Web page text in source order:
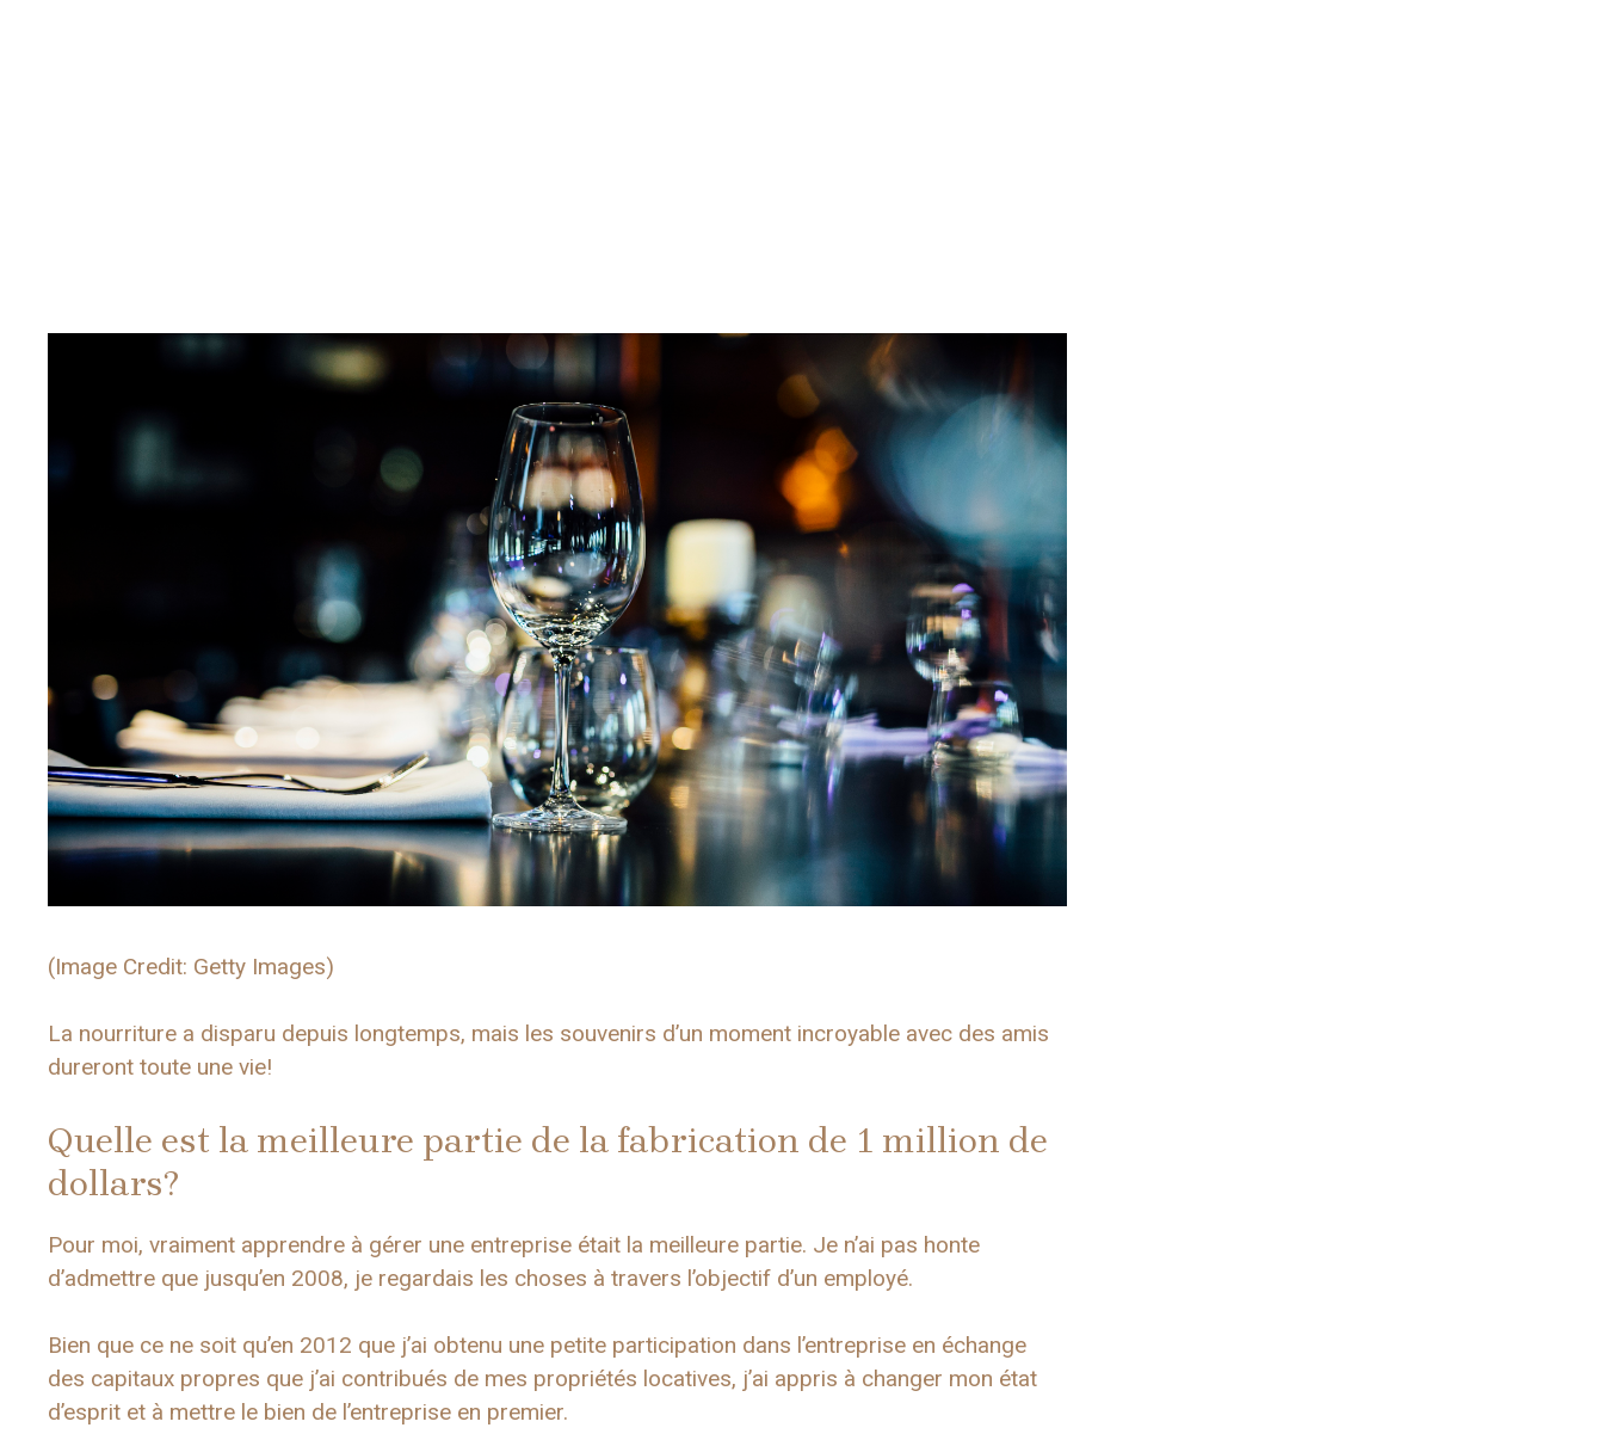
(Image Credit: Getty Images)
La nourriture a disparu depuis longtemps, mais les souvenirs d’un moment incroyable avec des amis
dureront toute une vie!
Quelle est la meilleure partie de la fabrication de 1 million de
dollars?
Pour moi, vraiment apprendre à gérer une entreprise était la meilleure partie. Je n’ai pas honte
d’admettre que jusqu’en 2008, je regardais les choses à travers l’objectif d’un employé.
Bien que ce ne soit qu’en 2012 que j’ai obtenu une petite participation dans l’entreprise en échange
des capitaux propres que j’ai contribués de mes propriétés locatives, j’ai appris à changer mon état
d’esprit et à mettre le bien de l’entreprise en premier.